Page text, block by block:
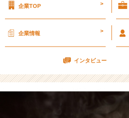
会
イ
デ
テ
ィ
企業TOP >
企業情報 >
インタビュー